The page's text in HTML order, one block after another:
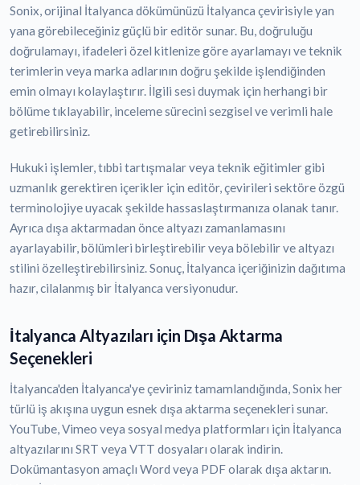
Sonix, orijinal İtalyanca dökümünüzü İtalyanca çevirisiyle yan
yana görebileceğiniz güçlü bir editör sunar. Bu, doğruluğu
doğrulamayı, ifadeleri özel kitlenize göre ayarlamayı ve teknik
terimlerin veya marka adlarının doğru şekilde işlendiğinden
emin olmayı kolaylaştırır. İlgili sesi duymak için herhangi bir
bölüme tıklayabilir, inceleme sürecini sezgisel ve verimli hale
getirebilirsiniz.
Hukuki işlemler, tıbbi tartışmalar veya teknik eğitimler gibi
uzmanlık gerektiren içerikler için editör, çevirileri sektöre özgü
terminolojiye uyacak şekilde hassaslaştırmanıza olanak tanır.
Ayrıca dışa aktarmadan önce altyazı zamanlamasını
ayarlayabilir, bölümleri birleştirebilir veya bölebilir ve altyazı
stilini özelleştirebilirsiniz. Sonuç, İtalyanca içeriğinizin dağıtıma
hazır, cilalanmış bir İtalyanca versiyonudur.
İtalyanca Altyazıları için Dışa Aktarma
Seçenekleri
İtalyanca'den İtalyanca'ye çeviriniz tamamlandığında, Sonix her
türlü iş akışına uygun esnek dışa aktarma seçenekleri sunar.
YouTube, Vimeo veya sosyal medya platformları için İtalyanca
altyazılarını SRT veya VTT dosyaları olarak indirin.
Dokümantasyon amaçlı Word veya PDF olarak dışa aktarın.